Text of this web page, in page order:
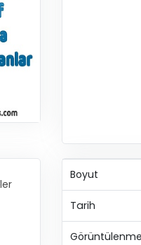
Boyut
Tarih
Görüntülenme